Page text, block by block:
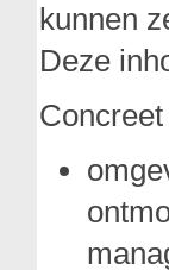
kunnen
Deze